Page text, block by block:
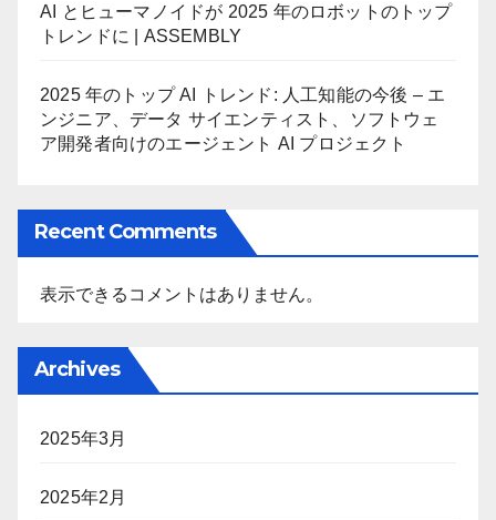
AI とヒューマノイドが 2025 年のロボットのトップ
トレンドに | ASSEMBLY
2025 年のトップ AI トレンド: 人工知能の今後 – エ
ンジニア、データ サイエンティスト、ソフトウェ
ア開発者向けのエージェント AI プロジェクト
Recent Comments
表示できるコメントはありません。
Archives
2025年3月
2025年2月